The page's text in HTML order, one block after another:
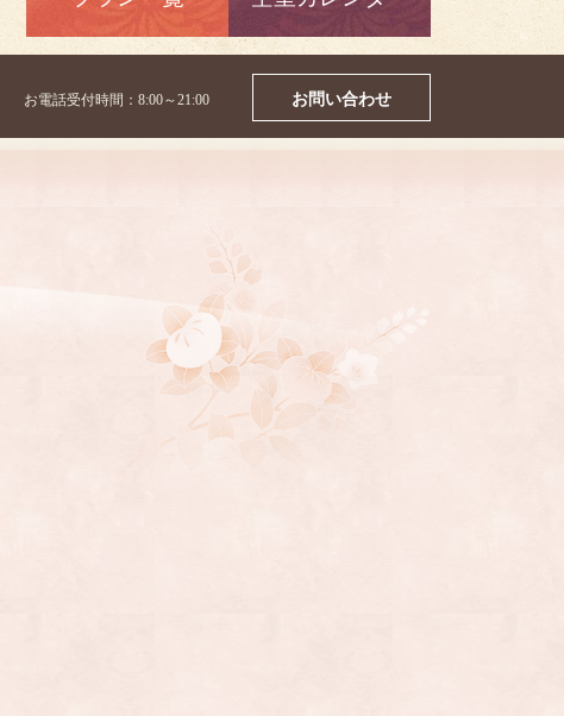
お電話受付時間：8:00～21:00 お問い合わせ